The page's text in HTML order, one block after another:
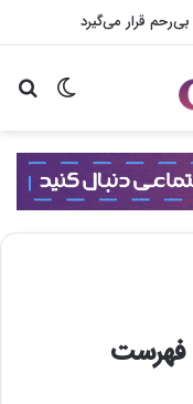
قرار می‌گیرد
تغییر
فهرست